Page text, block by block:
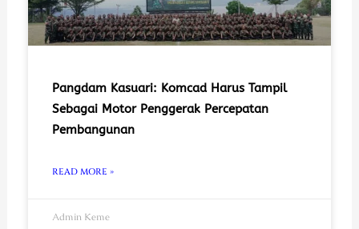
Pangdam Kasuari: Komcad Harus Tampil
Sebagai Motor Penggerak Percepatan
Pembangunan
READ MORE »
Admin Keme